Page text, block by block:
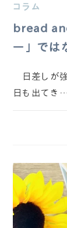
コラム
bread
ー」では
日差しが
日も出てき